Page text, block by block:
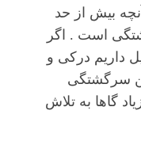
بیش از حد
است . اگر
داریم درکی و
٫ چه بسا این سرگشتگی
گاها به تلاش